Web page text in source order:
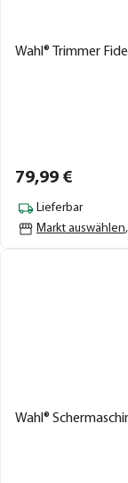
Wahl® Trimmer
79,99 €
Lieferbar
Markt auswählen
Wahl®